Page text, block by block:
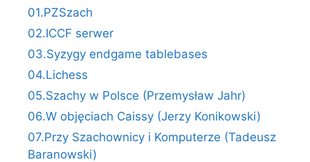
01.PZSzach
02.ICCF serwer
03.Syzygy endgame tablebases
04.Lichess
05.Szachy w Polsce (Przemysław Jahr)
06.W objęciach Caissy (Jerzy Konikowski)
07.Przy Szachownicy i Komputerze (Tadeusz
Baranowski)